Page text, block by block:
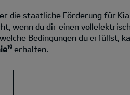
die staatliche Förderung für
wenn du dir einen
Bedingungen du erfüllst,
erhalten.